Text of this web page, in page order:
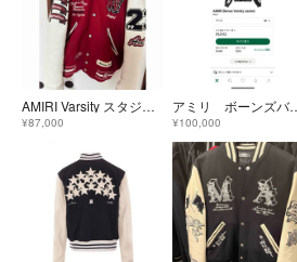
AMIRI Varsity スタジャン Lサイズ
¥87,000
アミリ ボーンズ
¥100,000